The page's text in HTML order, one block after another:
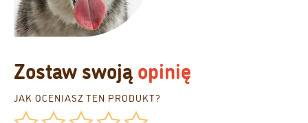
Zostaw swojąopinię
JAK OCENIASZ TEN PRODUKT?